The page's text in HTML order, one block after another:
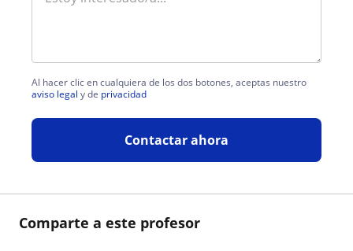
Comparte a este profesor
Al hacer clic en cualquiera de los dos botones, aceptas nuestro
aviso legal y de privacidad
Contactar ahora